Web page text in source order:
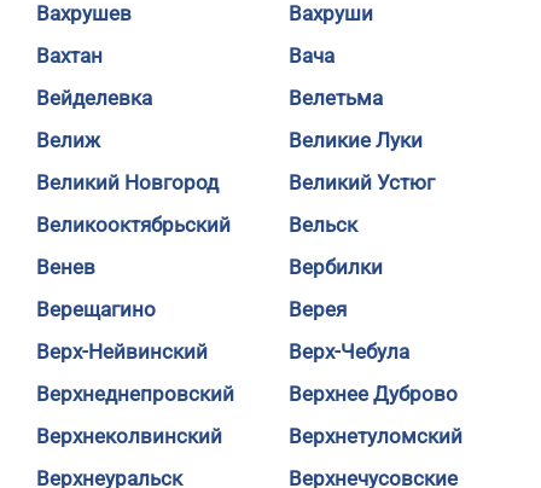
Вахрушев
Вахруши
Вахтан
Вача
Вейделевка
Велетьма
Велиж
Великие Луки
Великий Новгород
Великий Устюг
Великооктябрьский
Вельск
Венев
Вербилки
Верещагино
Верея
Верх-Нейвинский
Верх-Чебула
Верхнеднепровский
Верхнее Дуброво
Верхнеколвинский
Верхнетуломский
Верхнеуральск
Верхнечусовские